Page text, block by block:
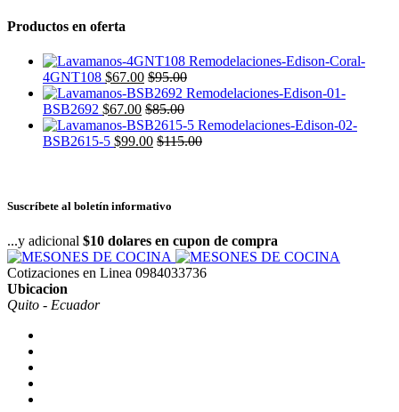
Productos en oferta
4GNT108 $67.00 $95.00
BSB2692 $67.00 $85.00
BSB2615-5 $99.00 $115.00
Suscríbete al boletín informativo
...y adicional $10 dolares en cupon de compra
Cotizaciones en Linea 0984033736
Ubicacion
Quito - Ecuador